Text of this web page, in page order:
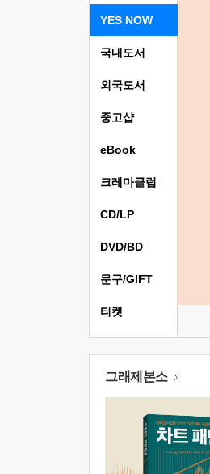
YES NOW
국내도서
외국도서
중고샵
eBook
크레마클럽
CD/LP
DVD/BD
문구/GIFT
티켓
그래제본소